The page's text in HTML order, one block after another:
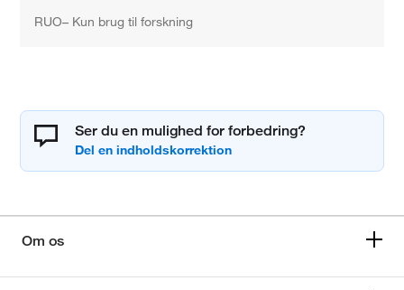
RUO– Kun brug til forskning
Ser du en mulighed for forbedring?
Om os